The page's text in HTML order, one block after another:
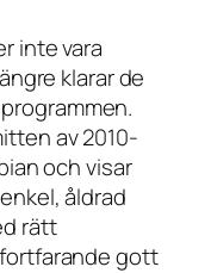
inte vara
klarar de
av 2010-
och visar
åldrad
rätt
gott